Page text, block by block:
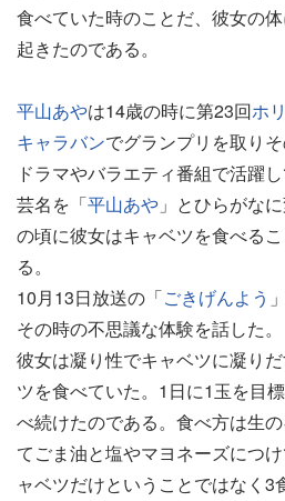
食べていた時のことだ、彼女の
起きたのである。
平山あやは14歳の時に第23回ホ
キャラバンでグランプリを取り
ドラマやバラエティ番組で活躍
芸名を「平山あや 」とひらがな
の頃に彼女はキャベツを食べる
る。
10月13日放送の「ごきげんよう
その時の不思議な体験を話した。
彼女は凝り性でキャベツに凝り
ツを食べていた。1日に1玉を目
べ続けたのである。食べ方は生
てごま油と塩やマヨネーズにつ
ャベツだけということではなく3